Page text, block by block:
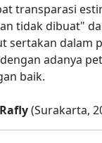
transparasi
tidak dibuat"
sertakan dalam
adanya
baik.
(Surakarta,